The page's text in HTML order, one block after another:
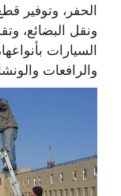
الحفر، وتوفير
ونقل البضائع،
السيارات
والرافعات